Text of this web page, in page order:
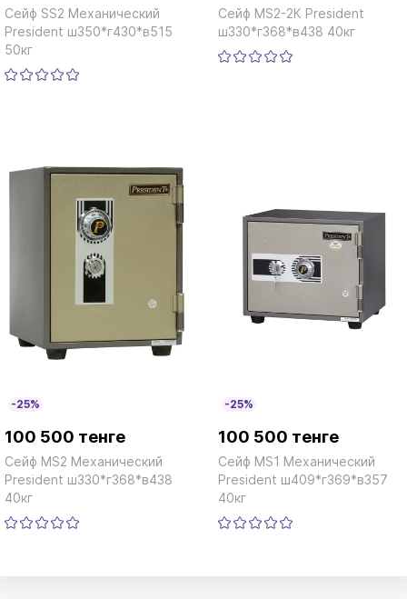
Сейф SS2 Механический
President ш350*г430*в515
50кг
Сейф MS2-2К President
ш330*г368*в438 40кг
-25%
100 500 тенге
Сейф MS2 Механический
President ш330*г368*в438
40кг
-25%
100 500 тенге
Сейф MS1 Механический
President ш409*г369*в357
40кг